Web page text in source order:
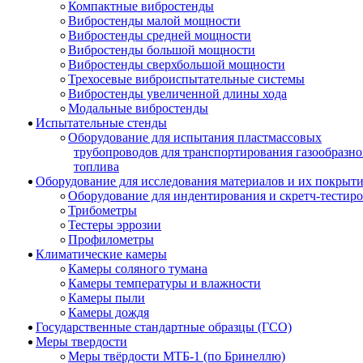
Компактные вибростенды
Вибростенды малой мощности
Вибростенды средней мощности
Вибростенды большой мощности
Вибростенды сверхбольшой мощности
Трехосевые виброиспытательные системы
Вибростенды увеличенной длины хода
Модальные вибростенды
Испытательные стенды
Оборудование для испытания пластмассовых
трубопроводов для транспортирования
топлива
Оборудование для исследования материалов и их
Оборудование для индентирования и скретч-
Трибометры
Тестеры эррозии
Профилометры
Климатические камеры
Камеры соляного тумана
Камеры температуры и влажности
Камеры пыли
Камеры дождя
Государственные стандартные образцы (ГСО)
Меры твердости
Меры твёрдости МТБ-1 (по Бринеллю)